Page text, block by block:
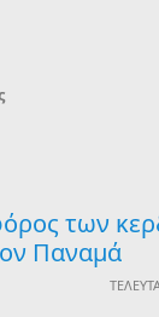
των
Παναμά